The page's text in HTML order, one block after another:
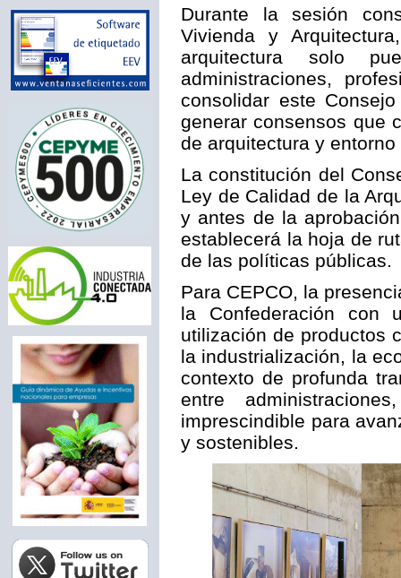
Durante la sesión
Vivienda y
arquitectura solo
administraciones,
consolidar este
generar consensos que
de arquitectura y
La constitución del
Ley de Calidad de la
y antes de la
establecerá la hoja de
de las políticas públicas.
Para CEPCO, la
la Confederación con
utilización de productos
la industrialización, la
contexto de profunda
entre
imprescindible para
y sostenibles.